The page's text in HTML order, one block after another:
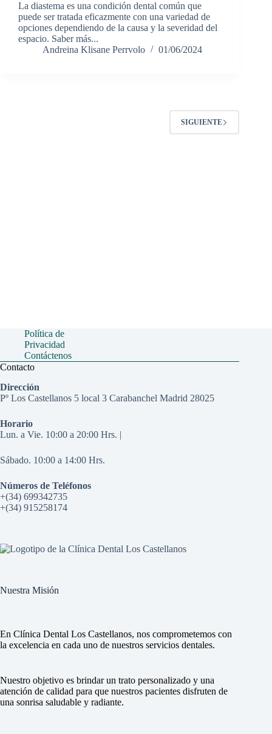
La diastema es una condición dental común que
puede ser tratada eficazmente con una variedad de
opciones dependiendo de la causa y la severidad del
espacio. Saber más...
Andreina Klisane Perrvolo
01/06/2024
SIGUIENTE
Política de
Privacidad
Contáctenos
Contacto
Dirección
Pº Los Castellanos 5 local 3 Carabanchel Madrid 28025
Horario
Lun. a Vie. 10:00 a 20:00 Hrs. |
Sábado. 10:00 a 14:00 Hrs.
Números de Teléfonos
+(34) 699342735
+(34) 915258174
Nuestra Misión
En Clínica Dental Los Castellanos, nos comprometemos con
la excelencia en cada uno de nuestros servicios dentales.
Nuestro objetivo es brindar un trato personalizado y una
atención de calidad para que nuestros pacientes disfruten de
una sonrisa saludable y radiante.